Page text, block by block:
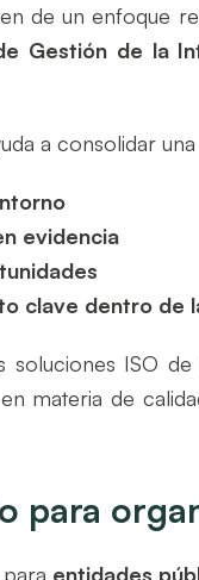
de un enfoque
Gestión de la
a consolidar
evidencia
clave dentro de
ISO de
en materia de
para
entidades